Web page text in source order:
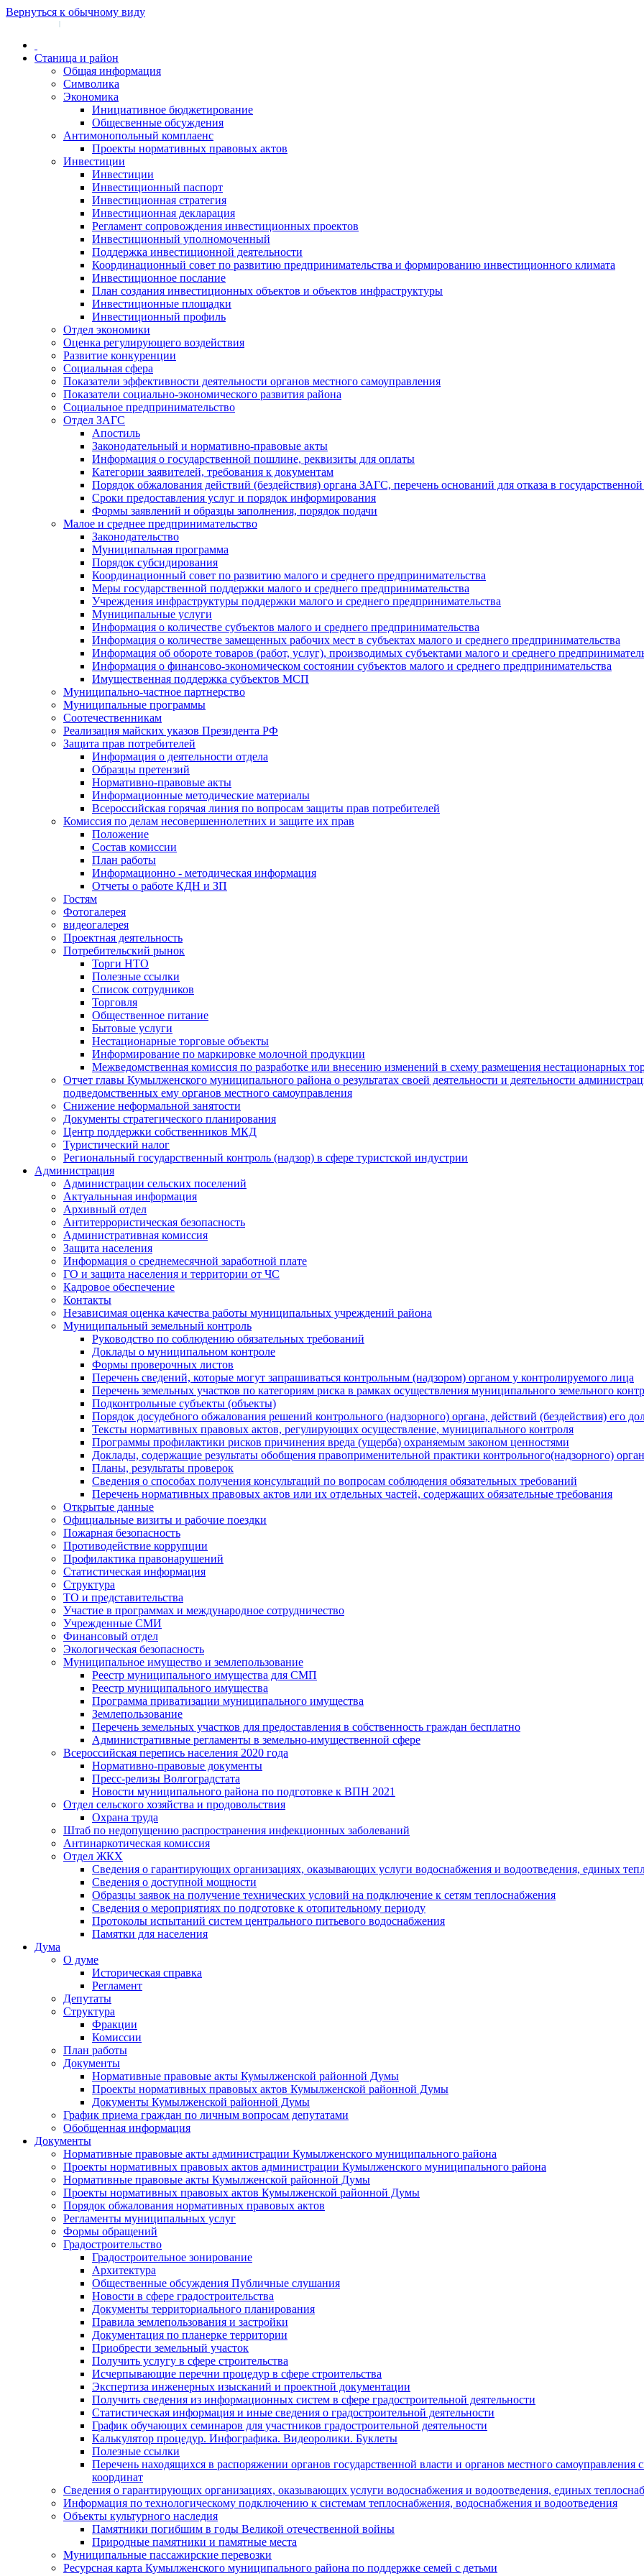
Вернуться к обычному виду
|
Станица и район
Общая информация
Символика
Экономика
Инициативное бюджетирование
Общесвенные обсуждения
Антимонопольный комплаенс
Проекты нормативных правовых актов
Инвестиции
Инвестиции
Инвестиционный паспорт
Инвестиционная стратегия
Инвестиционная декларация
Регламент сопровождения инвестиционных проектов
Инвестиционный уполномоченный
Поддержка инвестиционной деятельности
Координационный совет по развитию предпринимательства и формированию инвестиционного климата
Инвестиционное послание
План создания инвестиционных объектов и объектов инфраструктуры
Инвестиционные площадки
Инвестиционный профиль
Отдел экономики
Оценка регулирующего воздействия
Развитие конкуренции
Социальная сфера
Показатели эффективности деятельности органов местного самоуправления
Показатели социально-экономического развития района
Социальное предпринимательство
Отдел ЗАГС
Апостиль
Законодательный и нормативно-правовые акты
Информация о государственной пошлине, реквизиты для оплаты
Категории заявителей, требования к документам
Порядок обжалования действий (бездействия) органа ЗАГС, перечень оснований для отказа в
Сроки предоставления услуг и порядок информирования
Формы заявлений и образцы заполнения, порядок подачи
Малое и среднее предпринимательство
Законодательство
Муниципальная программа
Порядок субсидирования
Координационный совет по развитию малого и среднего предпринимательства
Меры государственной поддержки малого и среднего предпринимательства
Учреждения инфраструктуры поддержки малого и среднего предпринимательства
Муниципальные услуги
Информация о количестве субъектов малого и среднего предпринимательства
Информация о количестве замещенных рабочих мест в субъектах малого и среднего предпринимательства
Информация об обороте товаров (работ, услуг), производимых субъектами малого и среднего
Информация о финансово-экономическом состоянии субъектов малого и среднего предпринимательства
Имущественная поддержка субъектов МСП
Муниципально-частное партнерство
Муниципальные программы
Соотечественникам
Реализация майских указов Президента РФ
Защита прав потребителей
Информация о деятельности отдела
Образцы претензий
Нормативно-правовые акты
Информационные методические материалы
Всероссийская горячая линия по вопросам защиты прав потребителей
Комиссия по делам несовершеннолетних и защите их прав
Положение
Состав комиссии
План работы
Информационно - методическая информация
Отчеты о работе КДН и ЗП
Гостям
Фотогалерея
видеогалерея
Проектная деятельность
Потребительский рынок
Торги НТО
Полезные ссылки
Список сотрудников
Торговля
Общественное питание
Бытовые услуги
Нестационарные торговые объекты
Информирование по маркировке молочной продукции
Межведомственная комиссия по разработке или внесению изменений в схему размещения нестационарных
Отчет главы Кумылженского муниципального района о результатах своей деятельности и деятельности
подведомственных ему органов местного самоуправления
Снижение неформальной занятости
Документы стратегического планирования
Центр поддержки собственников МКД
Туристический налог
Региональный государственный контроль (надзор) в сфере туристской индустрии
Администрация
Администрации сельских поселений
Актуальньная информация
Архивный отдел
Антитеррористическая безопасность
Административная комиссия
Защита населения
Информация о среднемесячной заработной плате
ГО и защита населения и территории от ЧС
Кадровое обеспечение
Контакты
Независимая оценка качества работы муниципальных учреждений района
Муниципальный земельный контроль
Руководство по соблюдению обязательных требований
Доклады о муниципальном контроле
Формы проверочных листов
Перечень сведений, которые могут запрашиваться контрольным (надзором) органом у контролируемого лица
Перечень земельных участков по категориям риска в рамках осуществления муниципального земельного
Подконтрольные субъекты (объекты)
Порядок досудебного обжалования решений контрольного (надзорного) органа, действий (бездействия) его
Тексты нормативных правовых актов, регулирующих осуществление, муниципального контроля
Программы профилактики рисков причинения вреда (ущерба) охраняемым законом ценностями
Доклады, содержащие результаты обобщения правоприменительной практики контрольного(надзорного)
Планы, результаты проверок
Сведения о способах получения консультаций по вопросам соблюдения обязательных требований
Перечень нормативных правовых актов или их отдельных частей, содержащих обязательные требования
Открытые данные
Официальные визиты и рабочие поездки
Пожарная безопасность
Противодействие коррупции
Профилактика правонарушений
Статистическая информация
Структура
ТО и представительства
Участие в программах и международное сотрудничество
Учрежденные СМИ
Финансовый отдел
Экологическая безопасность
Муниципальное имущество и землепользование
Реестр муниципального имущества для СМП
Реестр муниципального имущества
Программа приватизации муниципального имущества
Землепользование
Перечень земельных участков для предоставления в собственность граждан бесплатно
Административные регламенты в земельно-имущественной сфере
Всероссийская перепись населения 2020 года
Нормативно-правовые документы
Пресс-релизы Волгоградстата
Новости муниципального района по подготовке к ВПН 2021
Отдел сельского хозяйства и продовольствия
Охрана труда
Штаб по недопущению распространения инфекционных заболеваний
Антинаркотическая комиссия
Отдел ЖКХ
Сведения о гарантирующих организациях, оказывающих услуги водоснабжения и водоотведения, единых
Сведения о доступной мощности
Образцы заявок на получение технических условий на подключение к сетям теплоснабжения
Сведения о мероприятиях по подготовке к отопительному периоду
Протоколы испытаний систем центрального питьевого водоснабжения
Памятки для населения
Дума
О думе
Историческая справка
Регламент
Депутаты
Структура
Фракции
Комиссии
План работы
Документы
Нормативные правовые акты Кумылженской районной Думы
Проекты нормативных правовых актов Кумылженской районной Думы
Документы Кумылженской районной Думы
График приема граждан по личным вопросам депутатами
Обобщенная информация
Документы
Нормативные правовые акты администрации Кумылженского муниципального района
Проекты нормативных правовых актов администрации Кумылженского муниципального района
Нормативные правовые акты Кумылженской районной Думы
Проекты нормативных правовых актов Кумылженской районной Думы
Порядок обжалования нормативных правовых актов
Регламенты муниципальных услуг
Формы обращений
Градостроительство
Градостроительное зонирование
Архитектура
Общественные обсуждения Публичные слушания
Новости в сфере градостроительства
Документы территориального планирования
Правила землепользования и застройки
Документация по планерке территории
Приобрести земельный участок
Получить услугу в сфере строительства
Исчерпывающие перечни процедур в сфере строительства
Экспертиза инженерных изысканий и проектной документации
Получить сведения из информационных систем в сфере градостроительной деятельности
Статистическая информация и иные сведения о градостроительной деятельности
График обучающих семинаров для участников градостроительной деятельности
Калькулятор процедур. Инфографика. Видеоролики. Буклеты
Полезные ссылки
Перечень находящихся в распоряжении органов государственной власти и органов местного
координат
Сведения о гарантирующих организациях, оказывающих услуги водоснабжения и водоотведения, единых
Информация по технологическому подключению к системам теплоснабжения, водоснабжения и водоотведения
Объекты культурного наследия
Памятники погибшим в годы Великой отечественной войны
Природные памятники и памятные места
Муниципальные пассажирские перевозки
Ресурсная карта Кумылженского муниципального района по поддержке семей с детьми